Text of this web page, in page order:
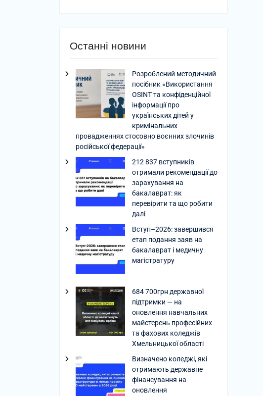
Останні новини
Розроблений методичний
посібник «Використання
OSINT та конфіденційної
інформації про
українських дітей у
кримінальних
провадженнях стосовно воєнних злочинів
російської федерації»
212 837 вступників
отримали рекомендації до
зарахування на
бакалаврат: як
перевірити та що робити
далі
Вступ–2026: завершився
етап подання заяв на
бакалаврат і медичну
магістратуру
684 700грн державної
підтримки — на
оновлення навчальних
майстерень професійних
та фахових коледжів
Хмельницької області
Визначено коледжі, які
отримають державне
фінансування на
оновлення